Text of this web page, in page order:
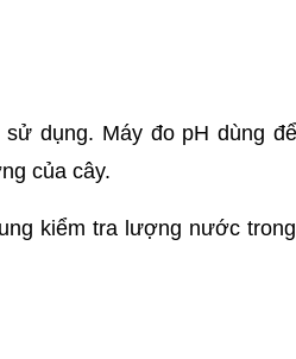
dụng. Máy đo pH dùng
của cây.
kiểm tra lượng nước